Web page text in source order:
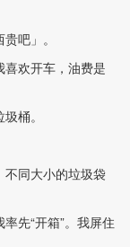
吧」。
喜欢开车，油费是
桶。
不同大小的垃圾袋
先“开箱”。我屏住